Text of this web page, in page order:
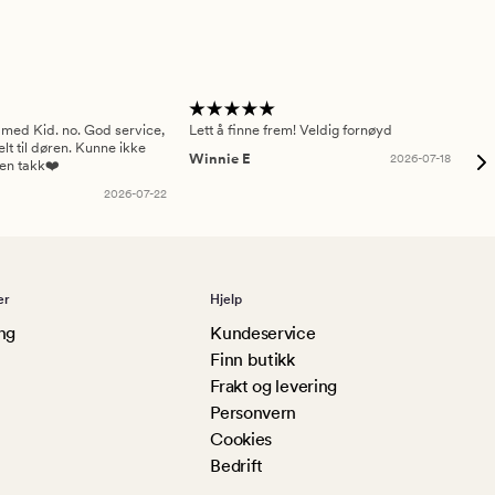
Kid. no. God service,
til døren. Kunne ikke
takk❤️
2026-07-22
Lett å finne frem! Veldig fornøyd
Winnie E
2026-07-18
Hjelp
Kundeservice
Finn butikk
Frakt og levering
Personvern
Cookies
Bedrift